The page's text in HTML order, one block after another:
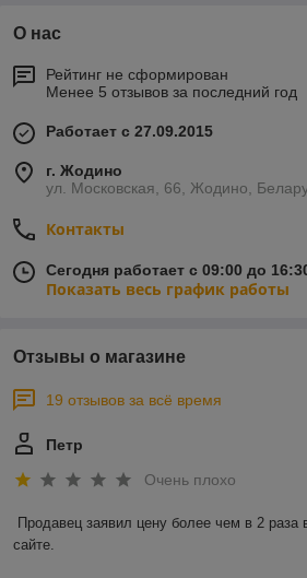
О нас
Рейтинг не сформирован
Менее 5 отзывов за последний год
Работает с 27.09.2015
г. Жодино
ул. Московская, 66, Жодино,
Контакты
Сегодня работает с 09:00 до
Показать весь график работы
Отзывы о магазине
19 отзывов за всё время
Петр
Очень плохо
Продавец заявил цену более чем в 2 раза
сайте.